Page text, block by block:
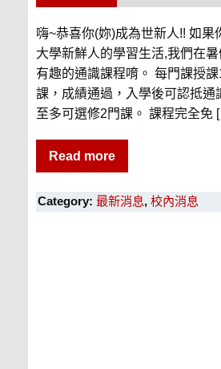
嗨~恭喜你(妳)成為世新人!! 如果
大學新鮮人的學習生活,我們在
有趣的通識課程唷。 每門課授
課，成績通過，入學後可認抵通
至多可選修2門課。 課程完全免
Read more
Category: 最新消息, 校內消息